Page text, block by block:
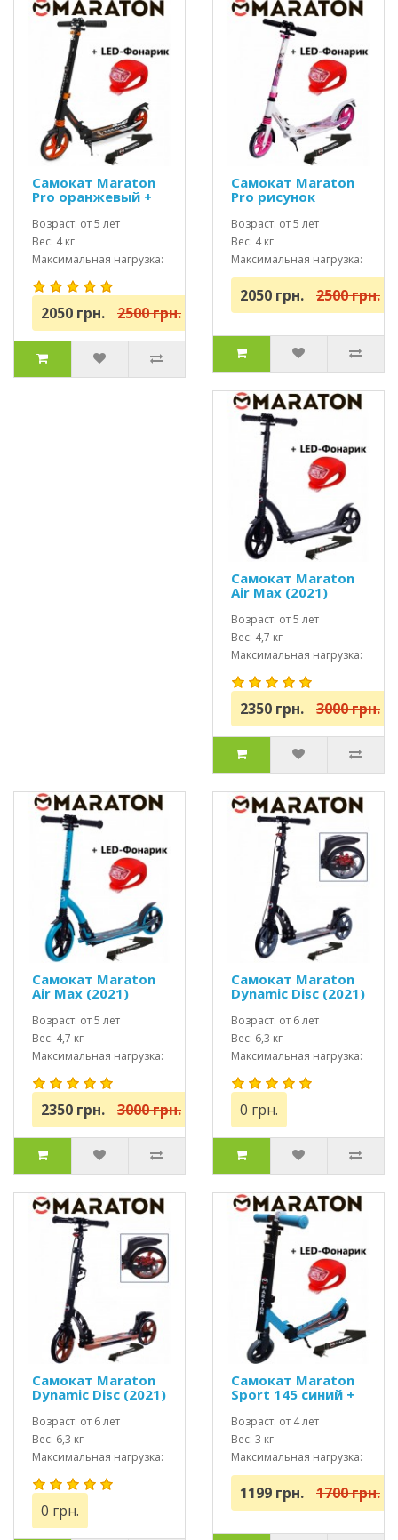
Самокат Maraton
Pro оранжевый +
Led фонарик
Возраст: от 5 лет
Вес: 4 кг
Максимальная нагрузка:
до 100 кг
2050 грн. 2500 грн.
Самокат Maraton
Pro рисунок
розовый + Led
фонарик
Возраст: от 5 лет
Вес: 4 кг
Максимальная нагрузка:
до 100 кг
2050 грн. 2500 грн.
Самокат Maraton
Air Max (2021)
фонарик
Возраст: от 5 лет
Вес: 4,7 кг
Максимальная нагрузка:
до 100 кг
2350 грн. 3000 грн.
Самокат Maraton
Air Max (2021)
фонарик
Возраст: от 5 лет
Вес: 4,7 кг
Максимальная нагрузка:
до 100 кг
2350 грн. 3000 грн.
Самокат Maraton
Dynamic Disc (2021)
Черный + Led
фонарик
Возраст: от 6 лет
Вес: 6,3 кг
Максимальная нагрузка:
до 100 кг
0 грн.
Самокат Maraton
Dynamic Disc (2021)
оранжевый + Led
фонарик
Возраст: от 6 лет
Вес: 6,3 кг
Максимальная нагрузка:
до 100 кг
0 грн.
Самокат Maraton
Sport 145 синий +
Led фонарик
(2021)
Возраст: от 4 лет
Вес: 3 кг
Максимальная нагрузка:
до 70 кг
1199 грн. 1700 грн.